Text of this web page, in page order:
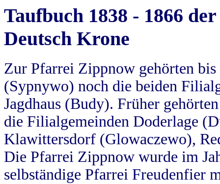
Taufbuch 1838 - 1866
Deutsch Krone
Zur Pfarrei Zippnow gehörten
(Sypnywo) noch die beiden
Jagdhaus (Budy). Früher
die Filialgemeinden Doderlage
Klawittersdorf (Glowaczewo),
Die Pfarrei Zippnow wurde im
selbständige Pfarrei Freudenfier